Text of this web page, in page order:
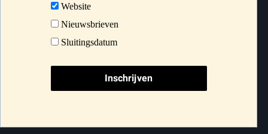
Website
Nieuwsbrieven
Sluitingsdatum